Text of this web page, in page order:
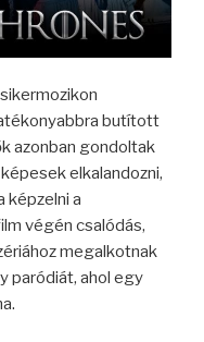
butított
azonban gondoltak
elkalandozni,
képzelni a
végén csalódás,
megalkotnak
paródiát, ahol egy